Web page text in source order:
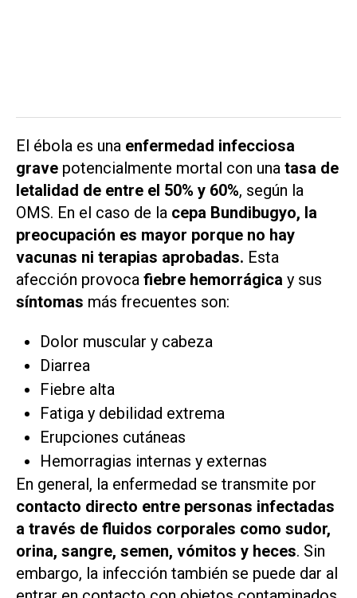
El ébola es una enfermedad infecciosa
grave potencialmente mortal con una tasa de
letalidad de entre el 50% y 60%, según la
OMS. En el caso de la cepa Bundibugyo, la
preocupación es mayor porque no hay
vacunas ni terapias aprobadas. Esta
afección provoca fiebre hemorrágica y sus
síntomas más frecuentes son:
Dolor muscular y cabeza
Diarrea
Fiebre alta
Fatiga y debilidad extrema
Erupciones cutáneas
Hemorragias internas y externas
En general, la enfermedad se transmite por
contacto directo entre personas infectadas
a través de fluidos corporales como sudor,
orina, sangre, semen, vómitos y heces. Sin
embargo, la infección también se puede dar al